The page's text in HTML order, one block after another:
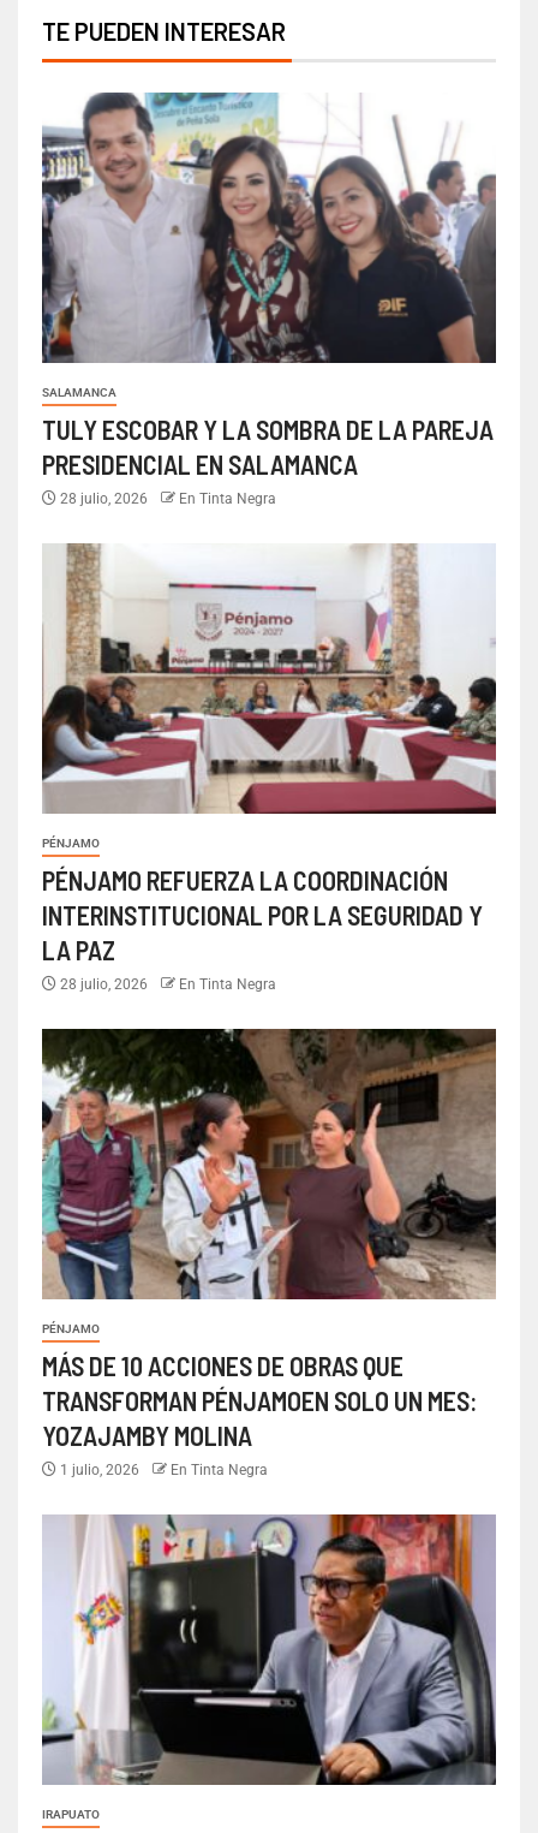
TE PUEDEN INTERESAR
SALAMANCA
TULY ESCOBAR Y LA SOMBRA DE LA PAREJA
PRESIDENCIAL EN SALAMANCA
28 julio, 2026 En Tinta Negra
PÉNJAMO
PÉNJAMO REFUERZA LA COORDINACIÓN
INTERINSTITUCIONAL POR LA SEGURIDAD Y
LA PAZ
28 julio, 2026 En Tinta Negra
PÉNJAMO
MÁS DE 10 ACCIONES DE OBRAS QUE
TRANSFORMAN PÉNJAMOEN SOLO UN MES:
YOZAJAMBY MOLINA
1 julio, 2026 En Tinta Negra
IRAPUATO